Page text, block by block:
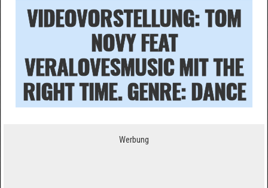
VIDEOVORSTELLUNG: TOM
NOVY FEAT
VERALOVESMUSIC MIT THE
RIGHT TIME. GENRE: DANCE
Werbung